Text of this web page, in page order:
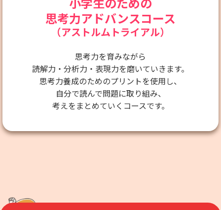
思考力アドバンスコース
（アストルムトライアル）
思考力を育みながら
読解力・分析力・表現力を磨いていきます。
思考力養成のためのプリントを使用し、
自分で読んで問題に取り組み、
考えをまとめていくコースです。